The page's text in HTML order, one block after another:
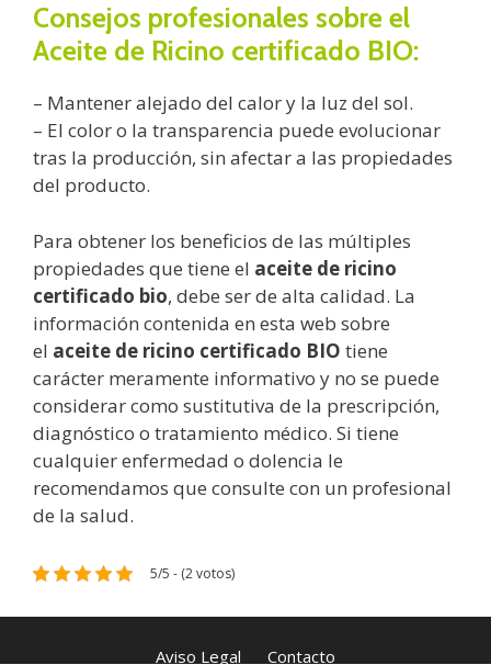
Consejos profesionales sobre el
Aceite de Ricino certificado BIO:
– Mantener alejado del calor y la luz del sol.
– El color o la transparencia puede evolucionar
tras la producción, sin afectar a las propiedades
del producto.
Para obtener los beneficios de las múltiples
propiedades que tiene el aceite de ricino
certificado bio, debe ser de alta calidad. La
información contenida en esta web sobre
el aceite de ricino certificado BIO tiene
carácter meramente informativo y no se puede
considerar como sustitutiva de la prescripción,
diagnóstico o tratamiento médico. Si tiene
cualquier enfermedad o dolencia le
recomendamos que consulte con un profesional
de la salud.
5/5 - (2 votos)
Aviso Legal Contacto